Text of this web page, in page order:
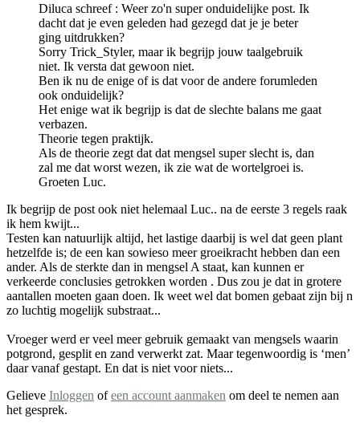
Diluca schreef : Weer zo'n super onduidelijke post. Ik
dacht dat je even geleden had gezegd dat je je beter
ging uitdrukken?
Sorry Trick_Styler, maar ik begrijp jouw taalgebruik
niet. Ik versta dat gewoon niet.
Ben ik nu de enige of is dat voor de andere forumleden
ook onduidelijk?
Het enige wat ik begrijp is dat de slechte balans me gaat
verbazen.
Theorie tegen praktijk.
Als de theorie zegt dat dat mengsel super slecht is, dan
zal me dat worst wezen, ik zie wat de wortelgroei is.
Groeten Luc.
Ik begrijp de post ook niet helemaal Luc.. na de eerste 3 regels raak
ik hem kwijt...
Testen kan natuurlijk altijd, het lastige daarbij is wel dat geen plant
hetzelfde is; de een kan sowieso meer groeikracht hebben dan een
ander. Als de sterkte dan in mengsel A staat, kan kunnen er
verkeerde conclusies getrokken worden . Dus zou je dat in grotere
aantallen moeten gaan doen. Ik weet wel dat bomen gebaat zijn bij n
zo luchtig mogelijk substraat...
Vroeger werd er veel meer gebruik gemaakt van mengsels waarin
potgrond, gesplit en zand verwerkt zat. Maar tegenwoordig is ‘men’
daar vanaf gestapt. En dat is niet voor niets...
Gelieve Inloggen ofeen account aanmaken om deel te nemen aan
het gesprek.